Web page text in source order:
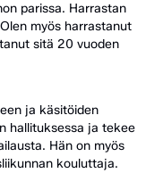
parissa. Harrastan
myös harrastanut
sitä 20 vuoden
ja käsitöiden
hallituksessa ja tekee
Hän on myös
kouluttaja.